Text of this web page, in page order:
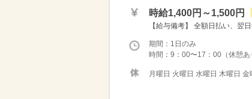
時給1,400円～1,500円
【給与備考】 全額日払い、翌
期間：1日のみ
時間：9：00〜17：00（休憩
月曜日 火曜日 水曜日 木曜日